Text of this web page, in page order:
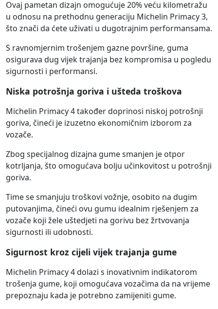
Ovaj pametan dizajn omogućuje 20% veću kilometražu
u odnosu na prethodnu generaciju Michelin Primacy 3,
što znači da ćete uživati u dugotrajnim performansama.
S ravnomjernim trošenjem gazne površine, guma
osigurava dug vijek trajanja bez kompromisa u pogledu
sigurnosti i performansi.
Niska potrošnja goriva i ušteda troškova
Michelin Primacy 4 također doprinosi niskoj potrošnji
goriva, čineći je izuzetno ekonomičnim izborom za
vozače.
Zbog specijalnog dizajna gume smanjen je otpor
kotrljanja, što omogućava bolju učinkovitost u potrošnji
goriva.
Time se smanjuju troškovi vožnje, osobito na dugim
putovanjima, čineći ovu gumu idealnim rješenjem za
vozače koji žele uštedjeti na gorivu bez žrtvovanja
sigurnosti ili udobnosti.
Sigurnost kroz cijeli vijek trajanja gume
Michelin Primacy 4 dolazi s inovativnim indikatorom
trošenja gume, koji omogućava vozačima da na vrijeme
prepoznaju kada je potrebno zamijeniti gume.